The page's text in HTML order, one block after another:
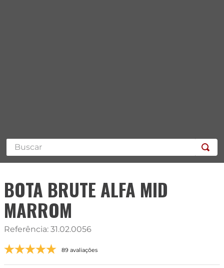
Buscar
BOTA BRUTE ALFA MID
MARROM
Referência: 31.02.0056
89 avaliações